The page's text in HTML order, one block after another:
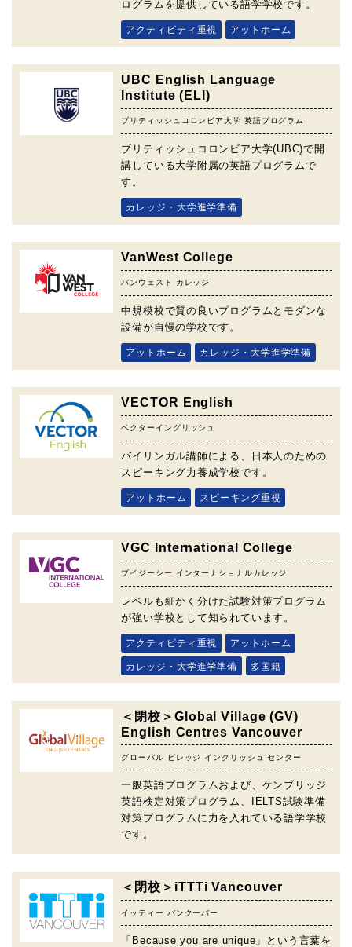
ログラムを提供している語学学校です。
アクティビティ重視 アットホーム
UBC English Language
Institute (ELI)
ブリティッシュコロンビア大学 英語プログラム
ブリティッシュコロンビア大学(UBC)で開
講している大学附属の英語プログラムで
す。
カレッジ・大学進学準備
VanWest College
バンウェスト カレッジ
中規模校で質の良いプログラムとモダンな
設備が自慢の学校です。
アットホーム カレッジ・大学進学準備
VECTOR English
ベクターイングリッシュ
バイリンガル講師による、日本人のための
スピーキング力養成学校です。
アットホーム スピーキング重視
VGC International College
ブイジーシー インターナショナルカレッジ
レベルも細かく分けた試験対策プログラム
が強い学校として知られています。
アクティビティ重視 アットホーム
カレッジ・大学進学準備 多国籍
＜閉校＞Global Village (GV)
English Centres Vancouver
グローバル ビレッジ イングリッシュ センター
一般英語プログラムおよび、ケンブリッジ
英語検定対策プログラム、IELTS試験準備
対策プログラムに力を入れている語学学校
です。
＜閉校＞iTTTi Vancouver
イッティー バンクーバー
「Because you are unique」という言葉を